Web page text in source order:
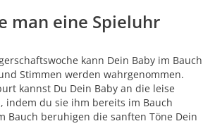
man eine Spieluhr
kann Dein Baby im Bauch
Stimmen werden wahrgenommen.
kannst Du Dein Baby an die leise
indem du sie ihm bereits im Bauch
Bauch beruhigen die sanften Töne Dein